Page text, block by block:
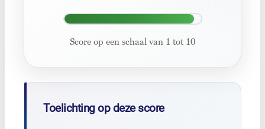
Score op een schaal van 1 tot 10
Toelichting op deze score